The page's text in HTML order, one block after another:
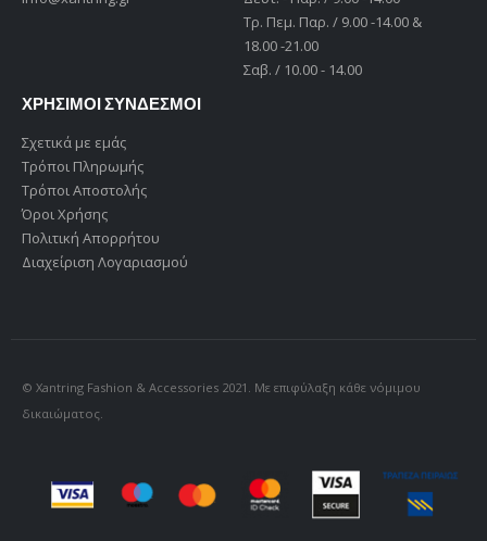
Tρ. Πεμ. Παρ. / 9.00 -14.00 &
18.00 -21.00
Σαβ. / 10.00 - 14.00
ΧΡΗΣΙΜΟΙ ΣΥΝΔΕΣΜΟΙ
Σχετικά με εμάς
Τρόποι Πληρωμής
Τρόποι Αποστολής
Όροι Χρήσης
Πολιτική Απορρήτου
Διαχείριση Λογαριασμού
© Xantring Fashion & Accessories 2021. Με επιφύλαξη κάθε νόμιμου
δικαιώματος.